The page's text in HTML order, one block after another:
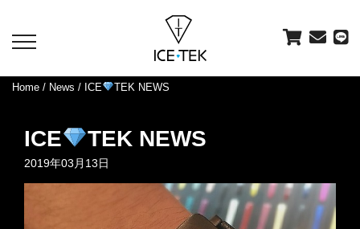
toggle
Home / News / ICE TEK NEWS
ICE TEK NEWS
2019年03月13日